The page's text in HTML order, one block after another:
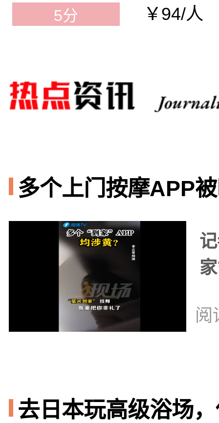
5分 ￥94/人
多个上门按摩APP
阅
去日本玩高级浴场